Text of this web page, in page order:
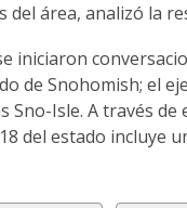
del área, analizó la
iniciaron
de Snohomish; el
Sno-Isle. A través
del estado incluye